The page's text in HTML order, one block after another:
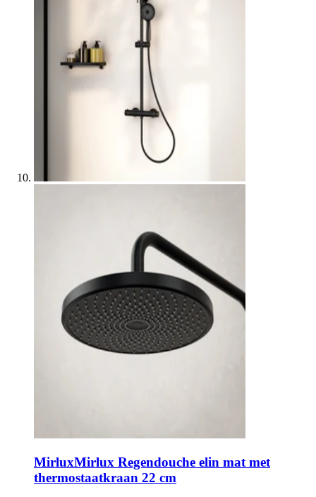
MirluxMirlux Regendouche elin mat met
thermostaatkraan 22 cm